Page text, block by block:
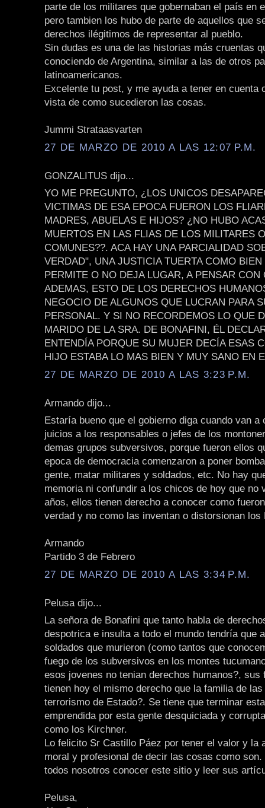
parte de los militares que gobernaban el país en
pero tambien los hubo de parte de aquellos que
derechos ilégitimos de representar al pueblo.
Sin dudas es una de las historias más cruentas
conociendo de Argentina, similar a las de otros
latinoamericanos.
Excelente tu post, y me ayuda a tener en cuenta
vista de como sucedieron las cosas.
Jummi Strataasvarten
27 DE MARZO DE 2010 A LAS 12:07 P.M.
GONZALITUS dijo...
YO ME PREGUNTO, ¿LOS UNICOS
VICTIMAS DE ESA EPOCA FUERON LOS
MADRES, ABUELAS E HIJOS? ¿NO HUBO
MUERTOS EN LAS FLIAS DE LOS MILITARES
COMUNES??. ACA HAY UNA PARCIALIDAD
VERDAD", UNA JUSTICIA TUERTA COMO
PERMITE O NO DEJA LUGAR, A PENSAR CON
ADEMAS, ESTO DE LOS DERECHOS
NEGOCIO DE ALGUNOS QUE LUCRAN PARA
PERSONAL. Y SI NO RECORDEMOS LO QUE
MARIDO DE LA SRA. DE BONAFINI, ÉL
ENTENDÍA PORQUE SU MUJER DECÍA ESAS
HIJO ESTABA LO MAS BIEN Y MUY SANO EN
27 DE MARZO DE 2010 A LAS 3:23 P.M.
Armando dijo...
Estaría bueno que el gobierno diga cuando van a
juicios a los responsables o jefes de los
demas grupos subversivos, porque fueron ellos
epoca de democracia comenzaron a poner
gente, matar militares y soldados, etc. No hay
memoria ni confundir a los chicos de hoy que no
años, ellos tienen derecho a conocer como
verdad y no como las inventan o distorsionan los
Armando
Partido 3 de Febrero
27 DE MARZO DE 2010 A LAS 3:34 P.M.
Pelusa dijo...
La señora de Bonafini que tanto habla de
despotrica e insulta a todo el mundo tendría que
soldados que murieron (como tantos que
fuego de los subversivos en los montes
esos jovenes no tenian derechos humanos?, sus
tienen hoy el mismo derecho que la familia de
terrorismo de Estado?. Se tiene que terminar
emprendida por esta gente desquiciada y
como los Kirchner.
Lo felicito Sr Castillo Páez por tener el valor y la
moral y profesional de decir las cosas como
todos nosotros conocer este sitio y leer sus
Pelusa,